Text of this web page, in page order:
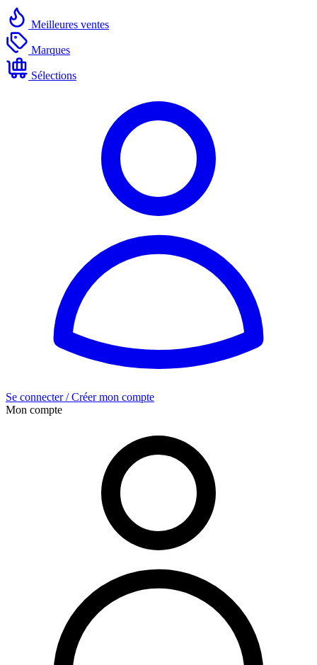
Meilleures ventes
Marques
Sélections
Se connecter / Créer mon compte
Mon compte